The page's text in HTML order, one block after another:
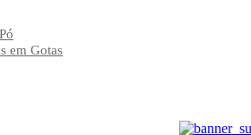
em Gotas